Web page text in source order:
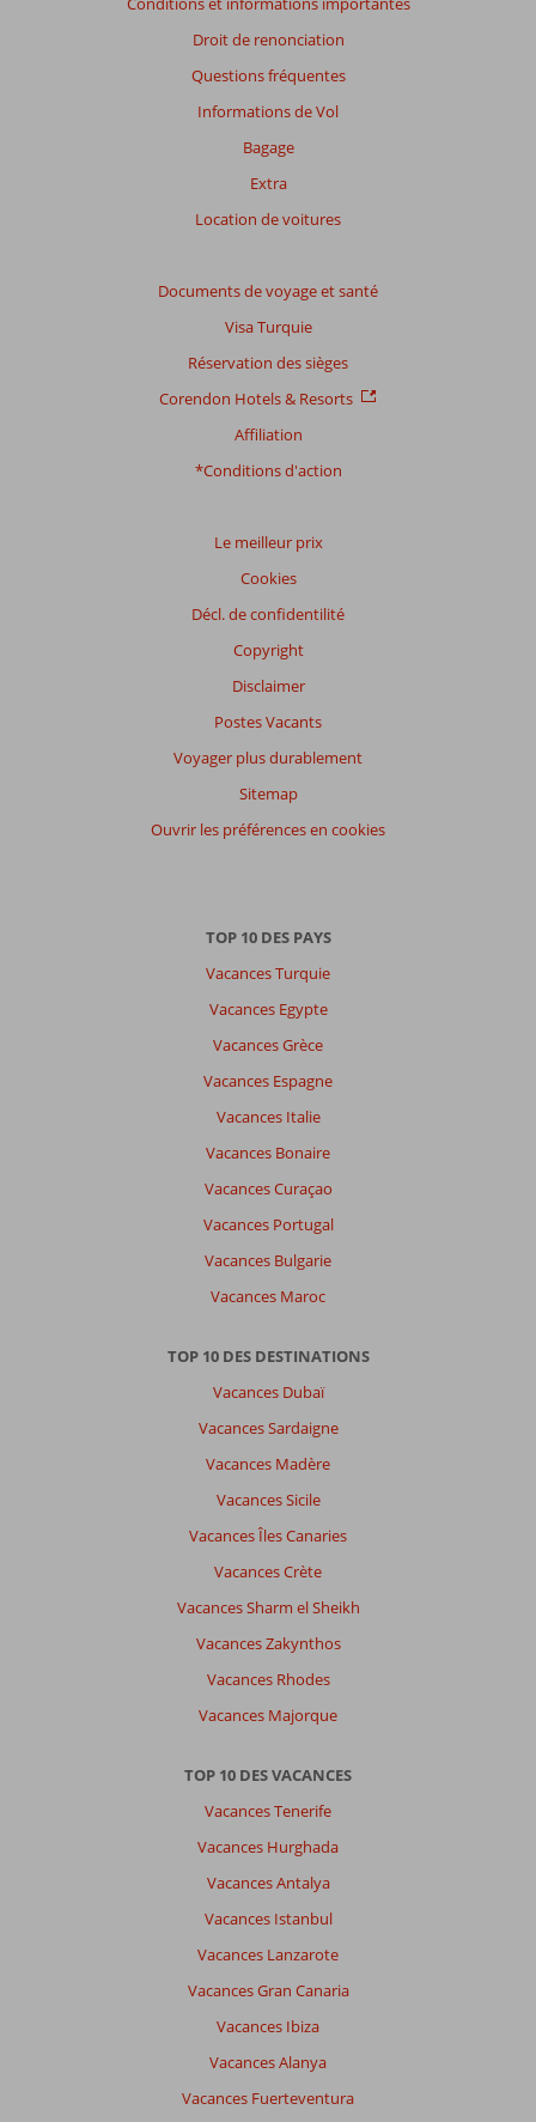
Droit de renonciation
Questions fréquentes
Informations de Vol
Bagage
Extra
Location de voitures
Documents de voyage et santé
Visa Turquie
Réservation des sièges
Corendon Hotels & Resorts
Affiliation
*Conditions d'action
Le meilleur prix
Cookies
Décl. de confidentilité
Copyright
Disclaimer
Postes Vacants
Voyager plus durablement
Sitemap
Ouvrir les préférences en cookies
TOP 10 DES PAYS
Vacances Turquie
Vacances Egypte
Vacances Grèce
Vacances Espagne
Vacances Italie
Vacances Bonaire
Vacances Curaçao
Vacances Portugal
Vacances Bulgarie
Vacances Maroc
TOP 10 DES DESTINATIONS
Vacances Dubaï
Vacances Sardaigne
Vacances Madère
Vacances Sicile
Vacances Îles Canaries
Vacances Crète
Vacances Sharm el Sheikh
Vacances Zakynthos
Vacances Rhodes
Vacances Majorque
TOP 10 DES VACANCES
Vacances Tenerife
Vacances Hurghada
Vacances Antalya
Vacances Istanbul
Vacances Lanzarote
Vacances Gran Canaria
Vacances Ibiza
Vacances Alanya
Vacances Fuerteventura